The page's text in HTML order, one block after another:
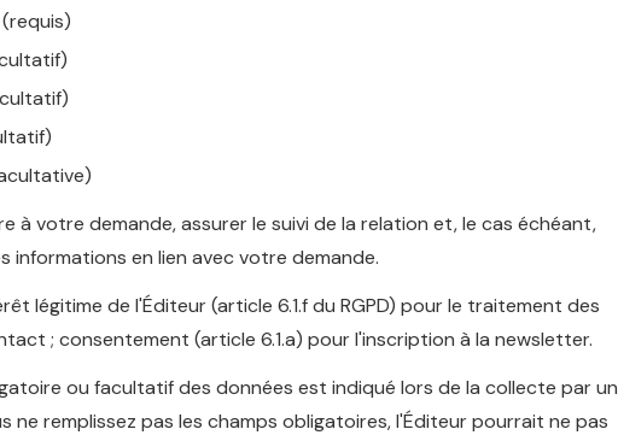
à votre demande, assurer le suivi de la relation et, le cas échéant,
informations en lien avec votre demande.
légitime de l'Éditeur (article 6.1.f du RGPD) pour le traitement des
; consentement (article 6.1.a) pour l'inscription à la newsletter.
ou facultatif des données est indiqué lors de la collecte par un
ne remplissez pas les champs obligatoires, l'Éditeur pourrait ne pas